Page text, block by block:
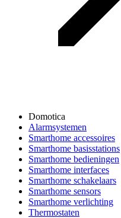
Domotica
Alarmsystemen
Smarthome accessoires
Smarthome basisstations
Smarthome bedieningen
Smarthome interfaces
Smarthome schakelaars
Smarthome sensors
Smarthome verlichting
Thermostaten